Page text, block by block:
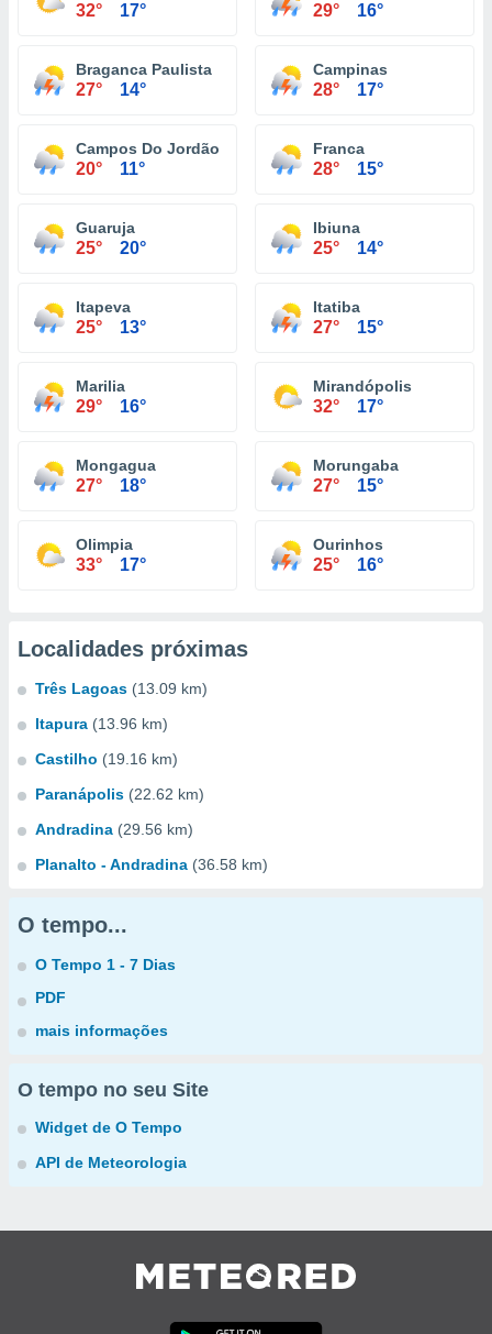
32° 17° 29° 16°
Braganca Paulista
27° 14°
Campinas
28° 17°
Campos Do Jordão
20° 11°
Franca
28° 15°
Guaruja
25° 20°
Ibiuna
25° 14°
Itapeva
25° 13°
Itatiba
27° 15°
Marilia
29° 16°
Mirandópolis
32° 17°
Mongagua
27° 18°
Morungaba
27° 15°
Olimpia
33° 17°
Ourinhos
25° 16°
Localidades próximas
Três Lagoas (13.09 km)
Itapura (13.96 km)
Castilho (19.16 km)
Paranápolis (22.62 km)
Andradina (29.56 km)
Planalto - Andradina (36.58 km)
O tempo...
O Tempo 1 - 7 Dias
PDF
mais informações
O tempo no seu Site
Widget de O Tempo
API de Meteorologia